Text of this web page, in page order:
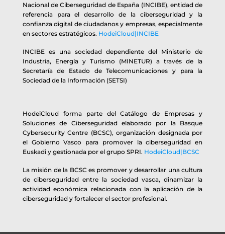
Nacional de Ciberseguridad de España (INCIBE), entidad de
referencia para el desarrollo de la ciberseguridad y la
confianza digital de ciudadanos y empresas, especialmente
en sectores estratégicos. HodeiCloud|INCIBE
INCIBE es una sociedad dependiente del Ministerio de
Industria, Energía y Turismo (MINETUR) a través de la
Secretaría de Estado de Telecomunicaciones y para la
Sociedad de la Información (SETSI)
HodeiCloud forma parte del Catálogo de Empresas y
Soluciones de Ciberseguridad elaborado por la Basque
Cybersecurity Centre (BCSC), organización designada por
el Gobierno Vasco para promover la ciberseguridad en
Euskadi y gestionada por el grupo SPRI. HodeiCloud|BCSC
La misión de la BCSC es promover y desarrollar una cultura
de ciberseguridad entre la sociedad vasca, dinamizar la
actividad económica relacionada con la aplicación de la
ciberseguridad y fortalecer el sector profesional.